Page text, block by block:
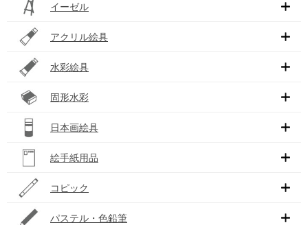
イーゼル
アクリル絵具
水彩絵具
固形水彩
日本画絵具
絵手紙用品
コピック
パステル・色鉛筆